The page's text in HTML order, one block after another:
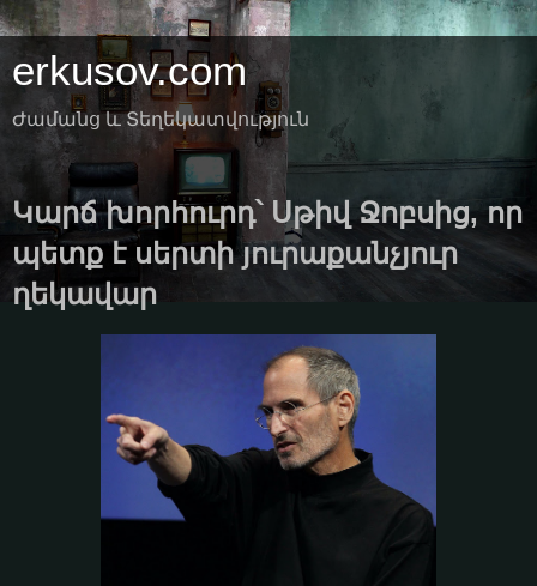
erkusov.com
Ժամանց և Տեղեկատվություն
Կարճ խորհուրդ՝ Սթիվ Ջոբսից, որ
պետք է սերտի յուրաքանչյուր
ղեկավար